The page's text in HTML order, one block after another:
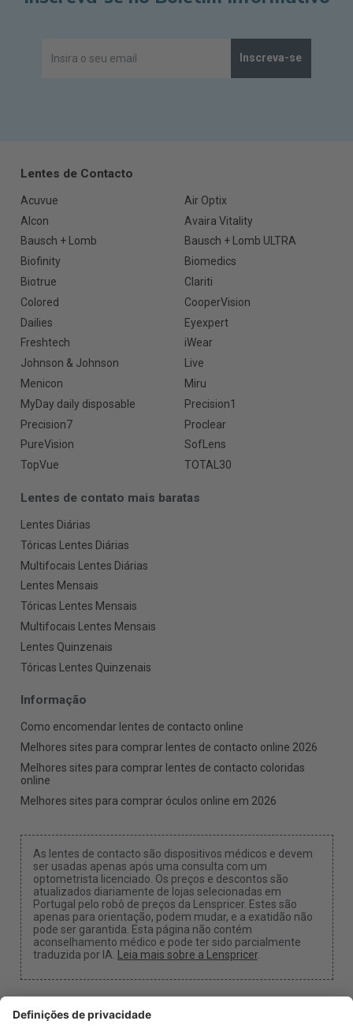
Inscreva-se
Lentes de Contacto
Acuvue
Air Optix
Alcon
Avaira Vitality
Bausch + Lomb
Bausch + Lomb ULTRA
Biofinity
Biomedics
Biotrue
Clariti
Colored
CooperVision
Dailies
Eyexpert
Freshtech
iWear
Johnson & Johnson
Live
Menicon
Miru
MyDay daily disposable
Precision1
Precision7
Proclear
PureVision
SofLens
TopVue
TOTAL30
Lentes de contato mais baratas
Lentes Diárias
Tóricas Lentes Diárias
Multifocais Lentes Diárias
Lentes Mensais
Tóricas Lentes Mensais
Multifocais Lentes Mensais
Lentes Quinzenais
Tóricas Lentes Quinzenais
Informação
Como encomendar lentes de contacto online
Melhores sites para comprar lentes de contacto online 2026
Melhores sites para comprar lentes de contacto coloridas
online
Melhores sites para comprar óculos online em 2026
As lentes de contacto são dispositivos médicos e devem
ser usadas apenas após uma consulta com um
optometrista licenciado. Os preços e descontos são
atualizados diariamente de lojas selecionadas em
Portugal pelo robô de preços da Lenspricer. Estes são
apenas para orientação, podem mudar, e a exatidão não
pode ser garantida. Esta página não contém
aconselhamento médico e pode ter sido parcialmente
traduzida por IA. Leia mais sobre a Lenspricer.